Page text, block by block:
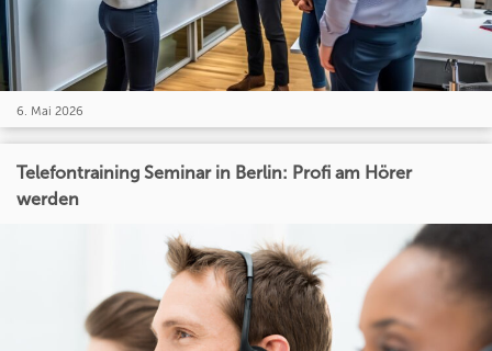
6. Mai 2026
Telefontraining Seminar in Berlin: Profi am Hörer
werden